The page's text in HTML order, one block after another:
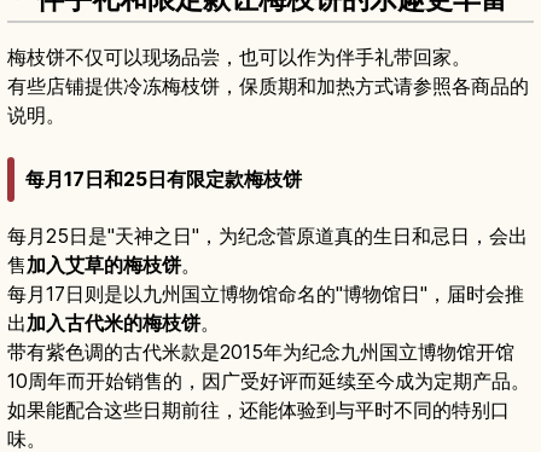
梅枝饼不仅可以现场品尝，也可以作为伴手礼带回家。
有些店铺提供冷冻梅枝饼，保质期和加热方式请参照各商品的
说明。
每月17日和25日有限定款梅枝饼
每月25日是"天神之日"，为纪念菅原道真的生日和忌日，会出
售加入艾草的梅枝饼。
每月17日则是以九州国立博物馆命名的"博物馆日"，届时会推
出加入古代米的梅枝饼。
带有紫色调的古代米款是2015年为纪念九州国立博物馆开馆
10周年而开始销售的，因广受好评而延续至今成为定期产品。
如果能配合这些日期前往，还能体验到与平时不同的特别口
味。